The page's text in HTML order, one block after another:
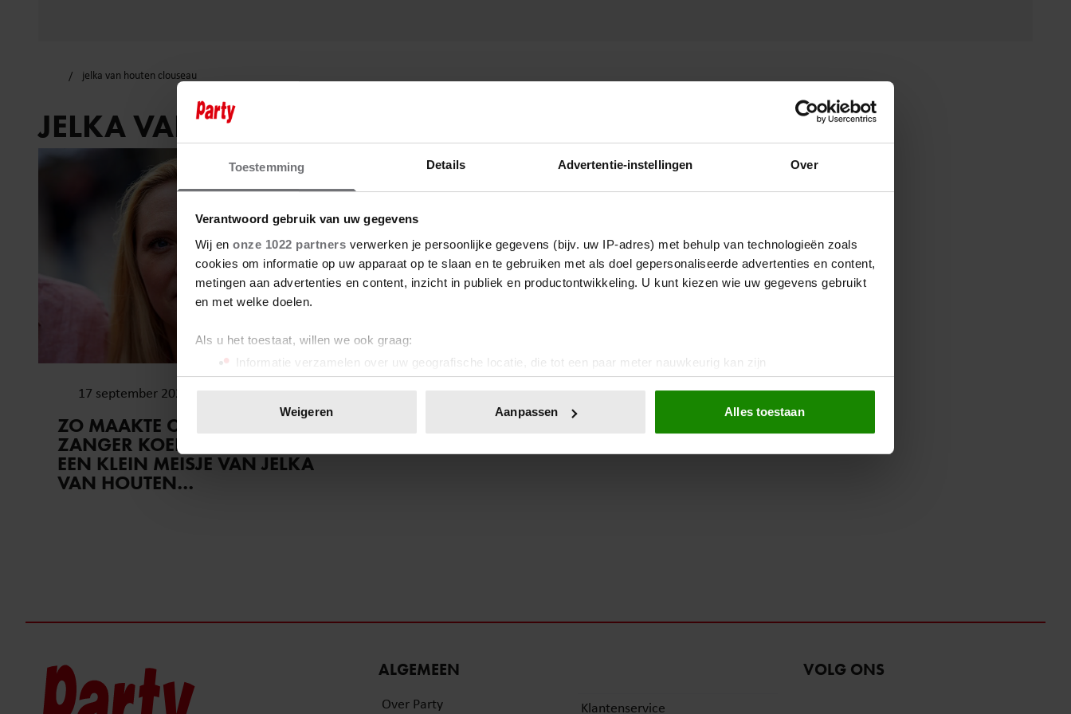
Toestemming Details Advertentie-instellingen Over
Verantwoord gebruik van uw gegevens
Wij en onze 1022 partners verwerken je persoonlijke gegevens (bijv. uw IP-adres) met behulp van technologieën zoals
cookies om informatie op uw apparaat op te slaan en te gebruiken met als doel gepersonaliseerde advertenties en content,
metingen aan advertenties en content, inzicht in publiek en productontwikkeling. U kunt kiezen wie uw gegevens gebruikt
en met welke doelen.
Als u het toestaat, willen we ook graag:
Informatie verzamelen over uw geografische locatie, die tot een paar meter nauwkeurig kan zijn
Uw apparaat identificeren door het actief te scannen op specifieke eigenschappen (fingerprinting)
toestemming op elk moment wijzigen of intrekken in de Cookieverklaring.
We gebruiken cookies om content en advertenties te personaliseren, om functies voor social media te bieden en om ons
Weigeren Aanpassen Alles toestaan
jelka van houten clouseau
JELKA VAN HOUTEN CLOUSEAU
17 september 2024
ZO MAAKTE CLOUSEAU-
ZANGER KOEN WAUTERS WEER
EEN KLEIN MEISJE VAN JELKA
VAN HOUTEN…
ALGEMEEN
Over Party Klantenservice
VOLG ONS